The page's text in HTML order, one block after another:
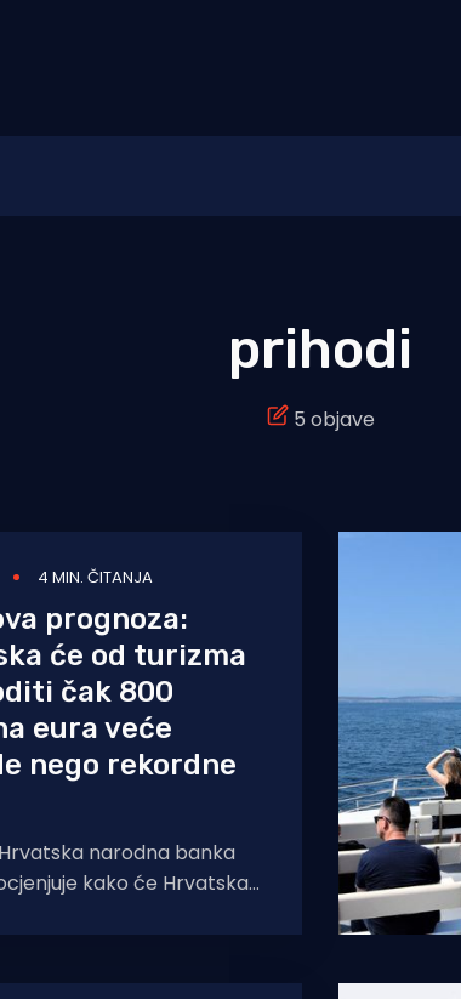
prihodi
5 objave
4 MIN. ČITANJA
prognoza:
će od turizma
čak 800
eura veće
nego rekordne
Hrvatska narodna banka
kako će Hrvatska
eura više nego